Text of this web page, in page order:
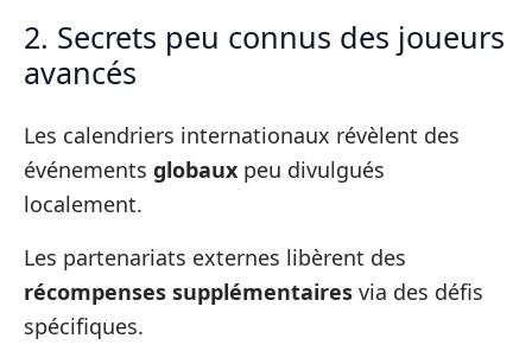
2. Secrets peu connus des joueurs
avancés
Les calendriers internationaux révèlent des
événements globaux peu divulgués
localement.
Les partenariats externes libèrent des
récompenses supplémentaires via des défis
spécifiques.